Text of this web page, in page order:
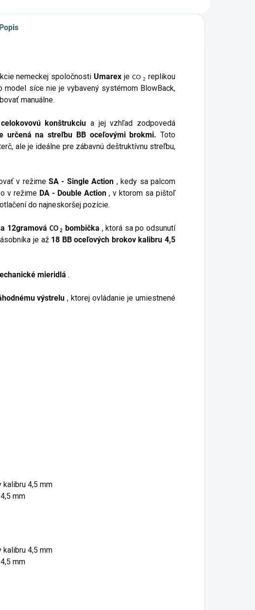
Popis
nemeckej spoločnosti Umarex jeCO2 replikou
model síce nie je vybavený systémom BlowBack,
manuálne.
konštrukciu a jej vzhľad zodpovedá
určená na streľbu BB oceľovými brokmi. Toto
ale je ideálne pre zábavnú deštruktívnu streľbu,
v režime SA - Single Action , kedy sa palcom
v režime DA - Double Action , v ktorom sa pištoľ
do najneskoršej pozície.
12gramová CO2 bombička , ktorá sa po odsunutí
je až 18 BB oceľových brokov kalibru 4,5
mieridlá .
výstrelu , ktorej ovládanie je umiestnené
kalibru 4,5 mm
mm
kalibru 4,5 mm
mm
Podpora 24/7